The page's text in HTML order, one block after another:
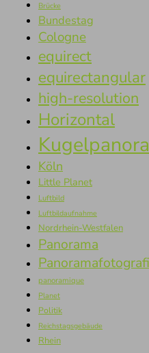
Brücke
Bundestag
Cologne
equirect
equirectangular
high-resolution
Horizontal
Köln
Little Planet
Luftbild
Luftbildaufnahme
Nordrhein-Westfalen
Panorama
panoramique
Planet
Politik
Reichstagsgebäude
Rhein